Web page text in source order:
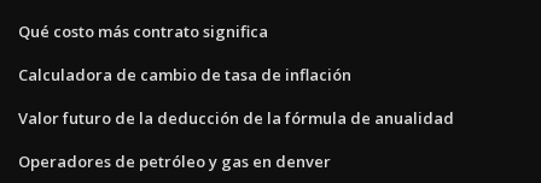
Qué costo más contrato significa
Calculadora de cambio de tasa de inflación
Valor futuro de la deducción de la fórmula de anualidad
Operadores de petróleo y gas en denver